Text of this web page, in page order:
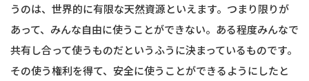
うのは、世界的に有限な天然資源といえます。つまり限りが
あって、みんな自由に使うことができない。ある程度みんなで
共有し合って使うものだというふうに決まっているものです。
その使う権利を得て、安全に使うことができるようにしたと